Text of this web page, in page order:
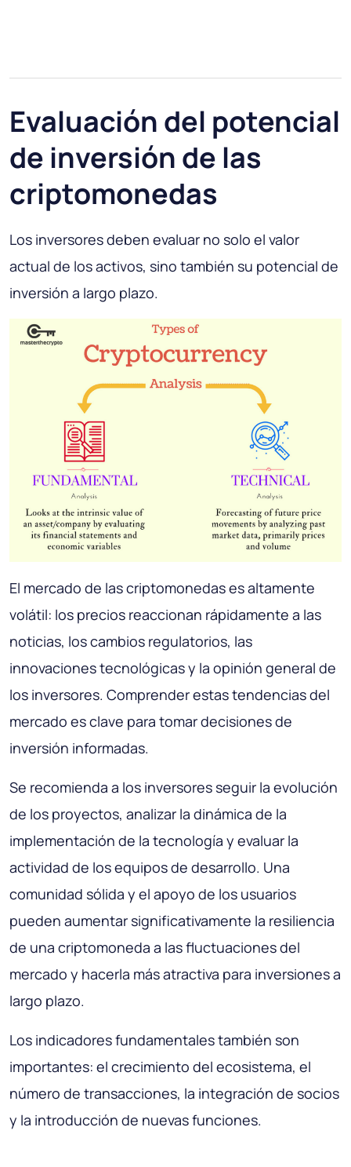
Evaluación del potencial
de inversión de las
criptomonedas
Los inversores deben evaluar no solo el valor
actual de los activos, sino también su potencial de
inversión a largo plazo.
El mercado de las criptomonedas es altamente
volátil: los precios reaccionan rápidamente a las
noticias, los cambios regulatorios, las
innovaciones tecnológicas y la opinión general de
los inversores. Comprender estas tendencias del
mercado es clave para tomar decisiones de
inversión informadas.
Se recomienda a los inversores seguir la evolución
de los proyectos, analizar la dinámica de la
implementación de la tecnología y evaluar la
actividad de los equipos de desarrollo. Una
comunidad sólida y el apoyo de los usuarios
pueden aumentar significativamente la resiliencia
de una criptomoneda a las fluctuaciones del
mercado y hacerla más atractiva para inversiones a
largo plazo.
Los indicadores fundamentales también son
importantes: el crecimiento del ecosistema, el
número de transacciones, la integración de socios
y la introducción de nuevas funciones.